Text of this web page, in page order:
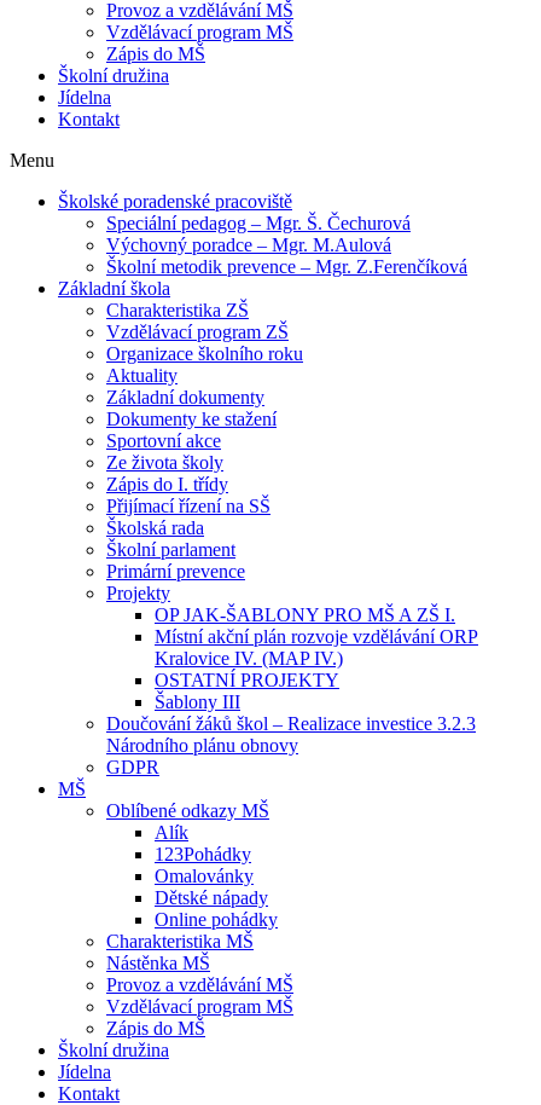
Provoz a vzdělávání MŠ
Vzdělávací program MŠ
Zápis do MŠ
Školní družina
Jídelna
Kontakt
Menu
Školské poradenské pracoviště
Speciální pedagog – Mgr. Š. Čechurová
Výchovný poradce – Mgr. M.Aulová
Školní metodik prevence – Mgr. Z.Ferenčíková
Základní škola
Charakteristika ZŠ
Vzdělávací program ZŠ
Organizace školního roku
Aktuality
Základní dokumenty
Dokumenty ke stažení
Sportovní akce
Ze života školy
Zápis do I. třídy
Přijímací řízení na SŠ
Školská rada
Školní parlament
Primární prevence
Projekty
OP JAK-ŠABLONY PRO MŠ A ZŠ I.
Místní akční plán rozvoje vzdělávání ORP
Kralovice IV. (MAP IV.)
OSTATNÍ PROJEKTY
Šablony III
Doučování žáků škol – Realizace investice 3.2.3
Národního plánu obnovy
GDPR
MŠ
Oblíbené odkazy MŠ
Alík
123Pohádky
Omalovánky
Dětské nápady
Online pohádky
Charakteristika MŠ
Nástěnka MŠ
Provoz a vzdělávání MŠ
Vzdělávací program MŠ
Zápis do MŠ
Školní družina
Jídelna
Kontakt